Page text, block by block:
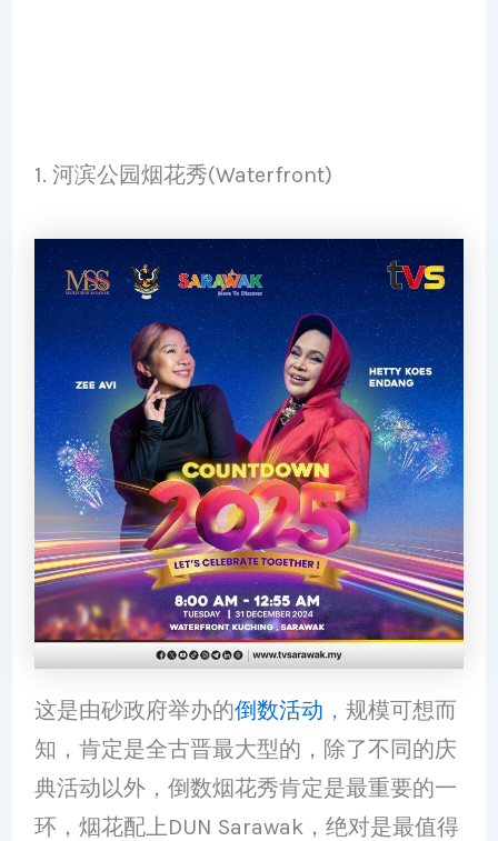
1. 河滨公园烟花秀(Waterfront)
这是由砂政府举办的倒数活动 ，规模可想而
知，肯定是全古晋最大型的，除了不同的庆
典活动以外，倒数烟花秀肯定是最重要的一
环，烟花配上DUN Sarawak，绝对是最值得